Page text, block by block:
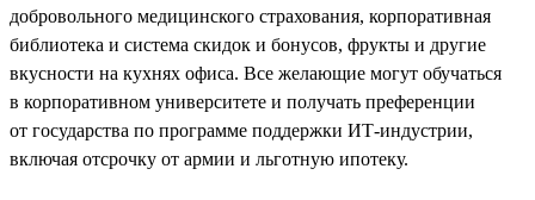
добровольного медицинского страхования, корпоративная
библиотека и система скидок и бонусов, фрукты и другие
вкусности на кухнях офиса. Все желающие могут обучаться
в корпоративном университете и получать преференции
от государства по программе поддержки ИТ-индустрии,
включая отсрочку от армии и льготную ипотеку.